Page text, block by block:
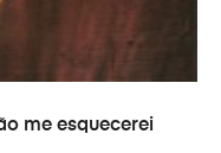
me esquecerei